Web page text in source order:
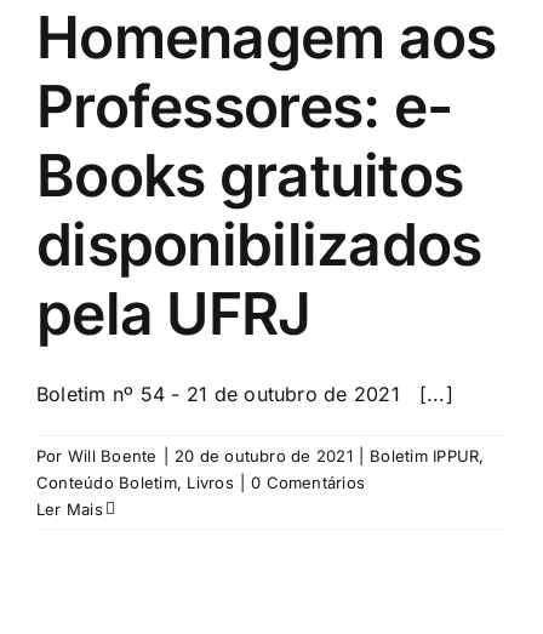
Homenagem aos
Professores: e-
Books gratuitos
disponibilizados
pela UFRJ
Boletim nº 54 - 21 de outubro de 2021 [...]
Por Will Boente 20 de outubro de 2021 Boletim IPPUR,
Conteúdo Boletim, Livros
0 Comentários
Ler Mais